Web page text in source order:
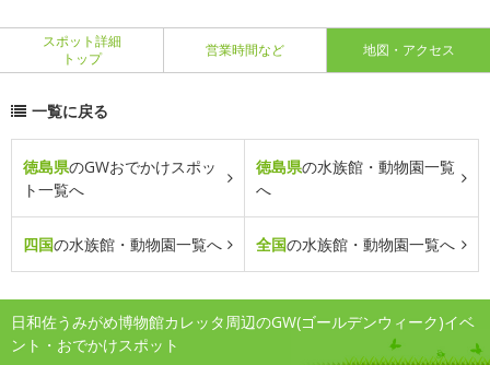
スポット詳細
トップ
営業時間など 地図・アクセス
一覧に戻る
徳島県のGWおでかけスポッ
ト一覧へ
徳島県の水族館・動物園一覧
へ
四国の水族館・動物園一覧へ 全国の水族館・動物園一覧へ
日和佐うみがめ博物館カレッタ周辺のGW(ゴールデンウィーク)イベ
ント・おでかけスポット